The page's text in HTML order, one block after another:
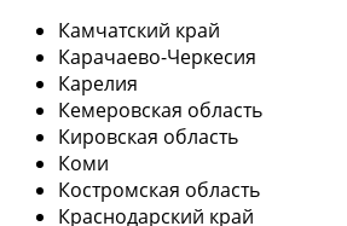
Камчатский край
Карачаево-Черкесия
Карелия
Кемеровская область
Кировская область
Коми
Костромская область
Краснодарский край